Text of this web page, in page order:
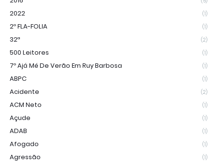
2022 (1)
2º FLA-FOLIA (1)
32ª (2)
500 Leitores (1)
7º Ajá Mé De Verão Em Ruy Barbosa (1)
ABPC (1)
Acidente (2)
ACM Neto (1)
Açude (1)
ADAB (1)
Afogado (1)
Agressão (1)